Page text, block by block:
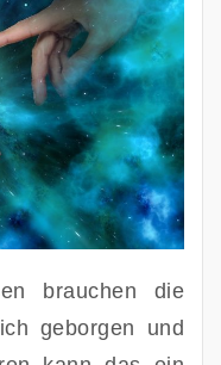
brauchen die
geborgen und